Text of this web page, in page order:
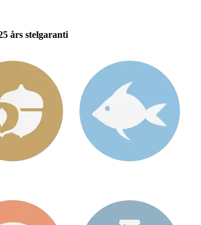
års stelgaranti